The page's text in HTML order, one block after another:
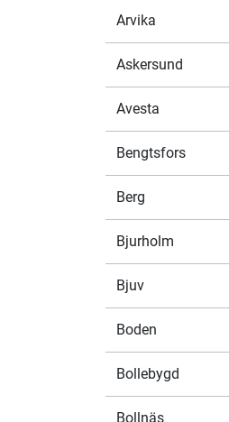
Arvika
Askersund
Avesta
Bengtsfors
Berg
Bjurholm
Bjuv
Boden
Bollebygd
Bollnäs